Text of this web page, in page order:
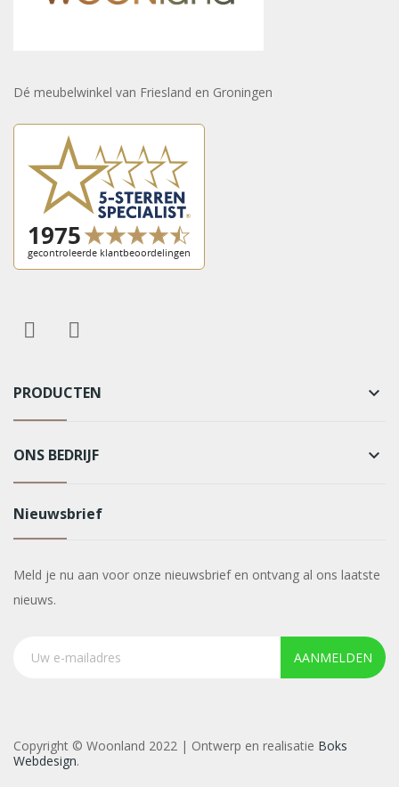
Dé meubelwinkel van Friesland en Groningen
PRODUCTEN keyboard_arrow_down
ONS BEDRIJF keyboard_arrow_down
Nieuwsbrief
Meld je nu aan voor onze nieuwsbrief en ontvang al ons laatste
nieuws.
AANMELDEN
Copyright © Woonland 2022 | Ontwerp en realisatie Boks
Webdesign.